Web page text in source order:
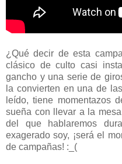
¿Qué decir de esta
clásico de culto casi
gancho y una serie de
la convierten en una de
leído, tiene momentazos
sueña con llevar a la
del que hablaremos
exagerado soy, ¡será el
de campañas! :_(